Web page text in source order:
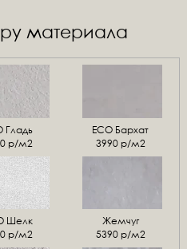
материала
Гладь
р/м2
ECO Бархат
3990 р/м2
Шелк
р/м2
Жемчуг
5390 р/м2